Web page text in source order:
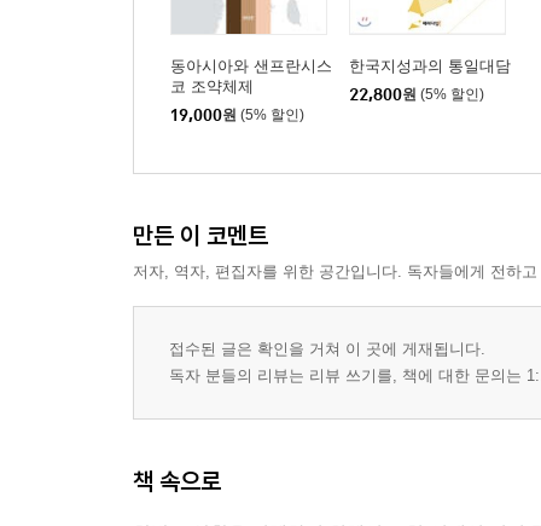
동아시아와 샌프란시스
코 조약체제
19,000원 (5% 할인)
한국지성과의 통일대담
22,800원 (5% 할인)
만든 이 코멘트
저자, 역자, 편집자를 위한 공간입니다. 독자들에게 전하
접수된 글은 확인을 거쳐 이 곳에 게재됩니다.
독자 분들의 리뷰는 리뷰 쓰기를, 책에 대한 문의는
책 속으로